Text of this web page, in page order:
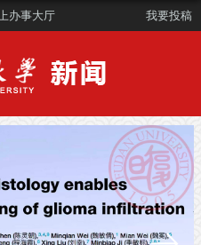
办事大厅 我要投稿